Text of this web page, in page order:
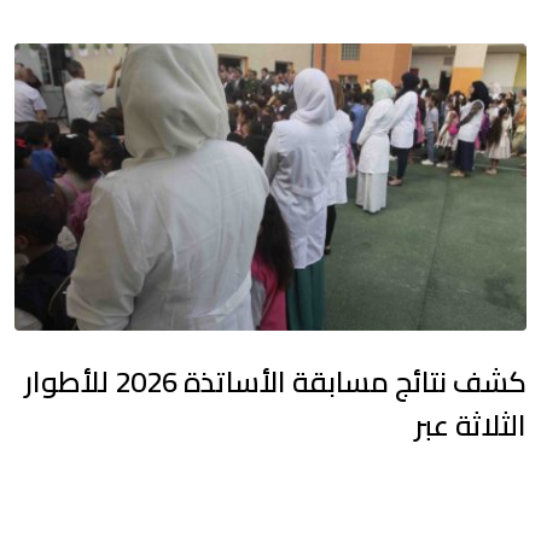
كشف نتائج مسابقة الأساتذة 2026 للأطوار
الثلاثة عبر